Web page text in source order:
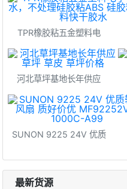
TPR橡胶粘五金塑料电
河北草坪基地长年供应
SUNON 9225 24V 优质
最新货源